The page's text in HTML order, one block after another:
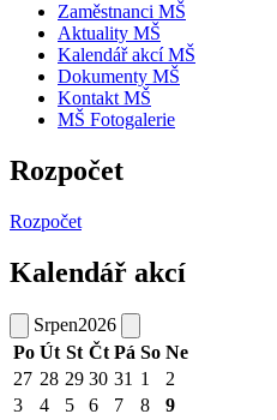
Zaměstnanci MŠ
Aktuality MŠ
Kalendář akcí MŠ
Dokumenty MŠ
Kontakt MŠ
MŠ Fotogalerie
Rozpočet
Rozpočet
Kalendář akcí
Srpen2026
Po Út St Čt Pá So Ne
27 28 29 30 31 1
2
3
4 5 6 7 8 9